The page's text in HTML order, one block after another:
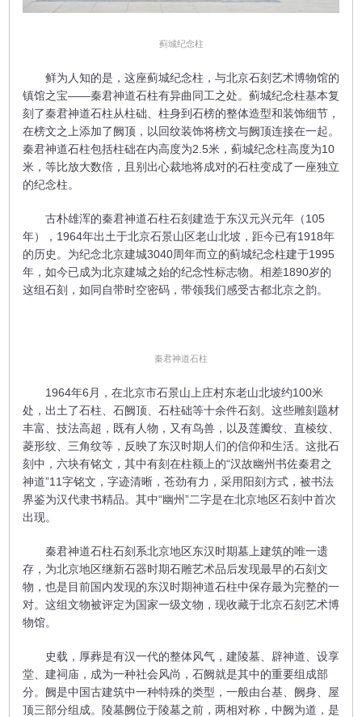
​蓟城纪念柱
鲜为人知的是，这座蓟城纪念柱，与北京石刻艺术博物馆的
镇馆之宝——秦君神道石柱有异曲同工之处。蓟城纪念柱基本复
刻了秦君神道石柱从柱础、柱身到石榜的整体造型和装饰细节，
在榜文之上添加了阙顶，以回纹装饰将榜文与阙顶连接在一起。
秦君神道石柱包括柱础在内高度为2.5米，蓟城纪念柱高度为10
米，等比放大数倍，且别出心裁地将成对的石柱变成了一座独立
的纪念柱。
古朴雄浑的秦君神道石柱石刻建造于东汉元兴元年（105
年），1964年出土于北京石景山区老山北坡，距今已有1918年
的历史。为纪念北京建城3040周年而立的蓟城纪念柱建于1995
年，如今已成为北京建城之始的纪念性标志物。相差1890岁的
这组石刻，如同自带时空密码，带领我们感受古都北京之韵。
秦君神道石柱
1964年6月，在北京市石景山上庄村东老山北坡约100米
处，出土了石柱、石阙顶、石柱础等十余件石刻。这些雕刻题材
丰富、技法高超，既有人物，又有鸟兽，以及莲瓣纹、直棱纹、
菱形纹、三角纹等，反映了东汉时期人们的信仰和生活。这批石
刻中，六块有铭文，其中有刻在柱额上的“汉故幽州书佐秦君之
神道”11字铭文，字迹清晰，苍劲有力，采用阳刻方式，被书法
界鉴为汉代隶书精品。其中“幽州”二字是在北京地区石刻中首次
出现。
秦君神道石柱石刻系北京地区东汉时期墓上建筑的唯一遗
存，为北京地区继新石器时期石雕艺术品后发现最早的石刻文
物，也是目前国内发现的东汉时期神道石柱中保存最为完整的一
对。这组文物被评定为国家一级文物，现收藏于北京石刻艺术博
物馆。
史载，厚葬是有汉一代的整体风气，建陵墓、辟神道、设享
堂、建祠庙，成为一种社会风尚，石阙就是其中的重要组成部
分。阙是中国古建筑中一种特殊的类型，一般由台基、阙身、屋
顶三部分组成。陵墓阙位于陵墓之前，两相对称，中阙为道，是